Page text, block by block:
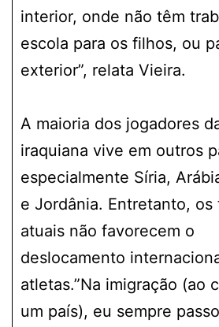
interior, onde não têm
escola para os filhos, ou
exterior”, relata Vieira.
A maioria dos jogadores
iraquiana vive em outros
especialmente Síria,
e Jordânia. Entretanto, os
atuais não favorecem o
deslocamento
atletas.”Na imigração (ao
um país), eu sempre